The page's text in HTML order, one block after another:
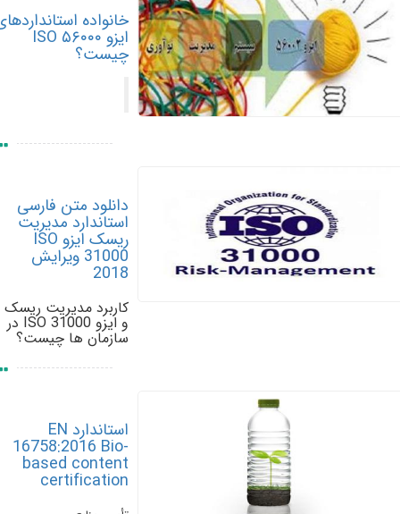
خانواده استانداردهای
ایزو ۵۶۰۰۰ ISO
چیست؟
دانلود متن فارسی
استاندارد مدیریت
ریسک ایزو ISO
31000 ویرایش
2018
کاربرد مدیریت ریسک
و ایزو 31000 ISO در
سازمان ها چیست؟
استاندارد EN
16758:2016 Bio-
based content
certification